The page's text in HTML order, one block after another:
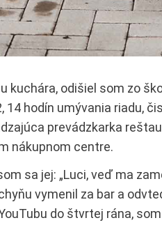
kuchára, odišiel som zo
14 hodín umývania riadu,
prevádzkarka
nákupnom centre.
sa jej: „Luci, veď ma
vymenil za bar a
do štvrtej rána,